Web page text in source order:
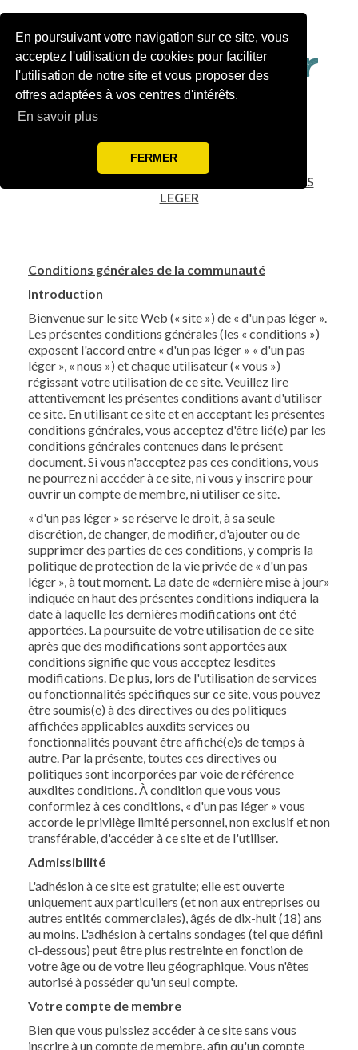
En poursuivant votre navigation sur ce site, vous
acceptez l'utilisation de cookies pour faciliter
l'utilisation de notre site et vous proposer des
offres adaptées à vos centres d'intérêts.
En savoir plus
FERMER
INFORMATIONS LEGALES & CONDITIONS
GENERALES DE LA COMMUNAUTE D'UN PAS
LEGER
Conditions générales de la communauté
Introduction
Bienvenue sur le site Web (« site ») de « d'un pas léger ».
Les présentes conditions générales (les « conditions »)
exposent l'accord entre « d'un pas léger » « d'un pas
léger », « nous ») et chaque utilisateur (« vous »)
régissant votre utilisation de ce site. Veuillez lire
attentivement les présentes conditions avant d'utiliser
ce site. En utilisant ce site et en acceptant les présentes
conditions générales, vous acceptez d'être lié(e) par les
conditions générales contenues dans le présent
document. Si vous n'acceptez pas ces conditions, vous
ne pourrez ni accéder à ce site, ni vous y inscrire pour
ouvrir un compte de membre, ni utiliser ce site.
« d'un pas léger » se réserve le droit, à sa seule
discrétion, de changer, de modifier, d'ajouter ou de
supprimer des parties de ces conditions, y compris la
politique de protection de la vie privée de « d'un pas
léger », à tout moment. La date de «dernière mise à jour»
indiquée en haut des présentes conditions indiquera la
date à laquelle les dernières modifications ont été
apportées. La poursuite de votre utilisation de ce site
après que des modifications sont apportées aux
conditions signifie que vous acceptez lesdites
modifications. De plus, lors de l'utilisation de services
ou fonctionnalités spécifiques sur ce site, vous pouvez
être soumis(e) à des directives ou des politiques
affichées applicables auxdits services ou
fonctionnalités pouvant être affiché(e)s de temps à
autre. Par la présente, toutes ces directives ou
politiques sont incorporées par voie de référence
auxdites conditions. À condition que vous vous
conformiez à ces conditions, « d'un pas léger » vous
accorde le privilège limité personnel, non exclusif et non
transférable, d'accéder à ce site et de l'utiliser.
Admissibilité
L'adhésion à ce site est gratuite; elle est ouverte
uniquement aux particuliers (et non aux entreprises ou
autres entités commerciales), âgés de dix-huit (18) ans
au moins. L'adhésion à certains sondages (tel que défini
ci-dessous) peut être plus restreinte en fonction de
votre âge ou de votre lieu géographique. Vous n'êtes
autorisé à posséder qu'un seul compte.
Votre compte de membre
Bien que vous puissiez accéder à ce site sans vous
inscrire à un compte de membre, afin qu'un compte